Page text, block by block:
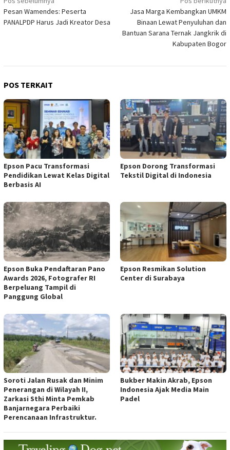
pos
Pesan Wamendes: Peserta
PANALPDP Harus Jadi Kreator Desa
Jasa Marga Kembangkan UMKM
Binaan Lewat Penyuluhan dan
Bantuan Sarana Ternak Jangkrik di
Kabupaten Bogor
POS TERKAIT
Epson Pacu Transformasi
Pendidikan Lewat Kelas Digital
Berbasis AI
Epson Dorong Transformasi
Tekstil Digital di Indonesia
Epson Buka Pendaftaran Pano
Awards 2026, Fotografer RI
Berpeluang Tampil di
Panggung Global
Epson Resmikan Solution
Center di Surabaya
Soroti Jalan Rusak dan Minim
Penerangan di Wilayah II,
Zarkasi Sthi Minta Pemkab
Banjarnegara Perbaiki
Perencanaan Infrastruktur.
Bukber Makin Akrab, Epson
Indonesia Ajak Media Main
Padel